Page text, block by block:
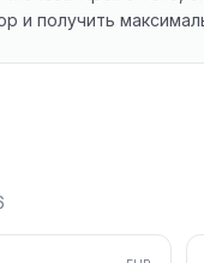
и получить